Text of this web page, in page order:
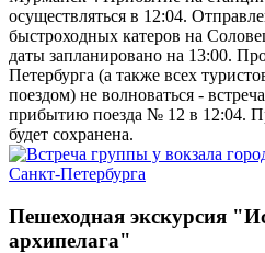
осуществляться в 12:04.
быстроходных катеров на
даты запланировано на 13:00.
Петербурга (а также всех
поездом) не волноваться -
прибытию поезда № 12 в 12:04.
будет сохранена.
Пешеходная экскурсия
архипелага"